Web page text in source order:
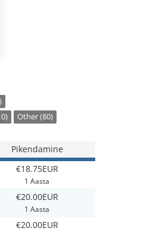
Other (80)
Pikendamine
€18.75EUR
1 Aasta
€20.00EUR
1 Aasta
€20.00EUR